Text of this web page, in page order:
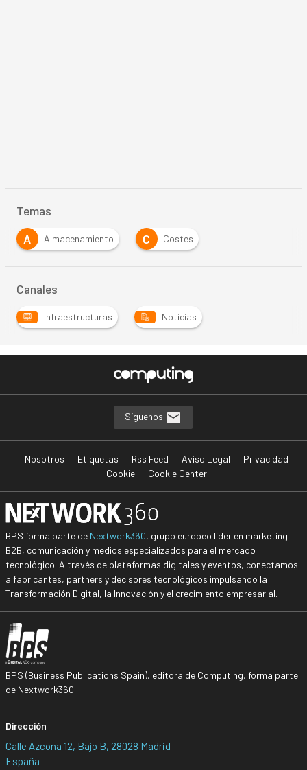
Temas
A
Almacenamiento C Costes
Canales
Infraestructuras Noticias
Síguenos
Nosotros Etiquetas Rss Feed Aviso Legal
Privacidad
Cookie
Cookie Center
BPS forma parte de Nextwork360, grupo europeo líder en marketing
B2B, comunicación y medios especializados para el mercado
tecnológico. A través de plataformas digitales y eventos, conectamos
a fabricantes, partners y decisores tecnológicos impulsando la
Transformación Digital, la Innovación y el crecimiento empresarial.
BPS (Business Publications Spain), editora de Computing, forma parte
de Nextwork360.
Dirección
Calle Azcona 12, Bajo B, 28028 Madrid
España